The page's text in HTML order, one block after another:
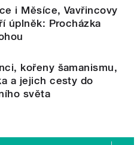
i Měsíce, Vavřincovy
úplněk: Procházka
kořeny šamanismu,
a jejich cesty do
světa